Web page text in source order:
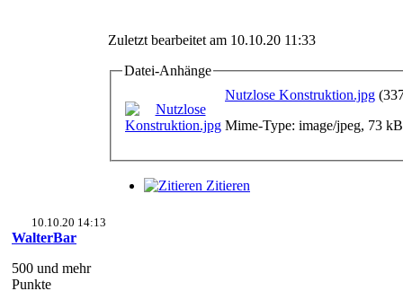
Zuletzt bearbeitet am 10.10.20 11:33
Datei-Anhänge
Nutzlose Konstruktion.jpg
Mime-Type: image/jpeg, 73 kB
Zitieren
10.10.20 14:13
WalterBar
500 und mehr
Punkte